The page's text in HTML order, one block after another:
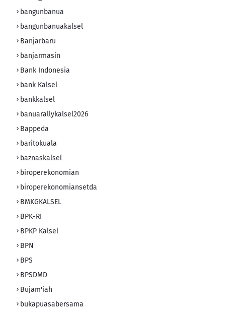
bangunbanua
bangunbanuakalsel
Banjarbaru
banjarmasin
Bank Indonesia
bank Kalsel
bankkalsel
banuarallykalsel2026
Bappeda
baritokuala
baznaskalsel
biroperekonomian
biroperekonomiansetda
BMKGKALSEL
BPK-RI
BPKP Kalsel
BPN
BPS
BPSDMD
Bujam'iah
bukapuasabersama